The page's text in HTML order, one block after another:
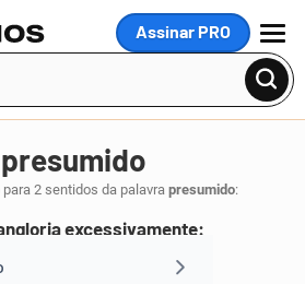
Assinar PRO
MENU
para 2 sentidos da palavra presumido:
excessivamente:
snob